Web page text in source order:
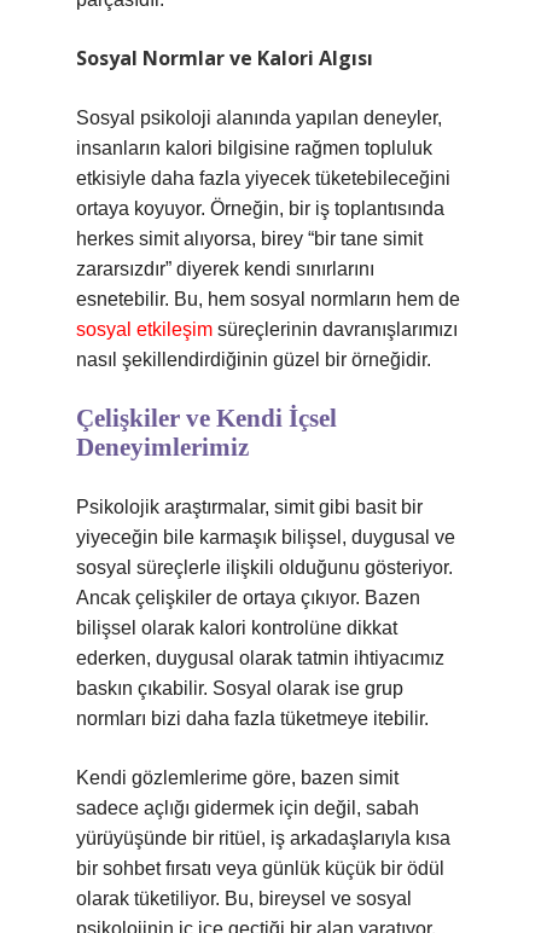
Sosyal Normlar ve Kalori Algısı
Sosyal psikoloji alanında yapılan deneyler,
insanların kalori bilgisine rağmen topluluk
etkisiyle daha fazla yiyecek tüketebileceğini
ortaya koyuyor. Örneğin, bir iş toplantısında
herkes simit alıyorsa, birey “bir tane simit
zararsızdır” diyerek kendi sınırlarını
esnetebilir. Bu, hem sosyal normların hem de
sosyal etkileşim süreçlerinin davranışlarımızı
nasıl şekillendirdiğinin güzel bir örneğidir.
Çelişkiler ve Kendi İçsel
Deneyimlerimiz
Psikolojik araştırmalar, simit gibi basit bir
yiyeceğin bile karmaşık bilişsel, duygusal ve
sosyal süreçlerle ilişkili olduğunu gösteriyor.
Ancak çelişkiler de ortaya çıkıyor. Bazen
bilişsel olarak kalori kontrolüne dikkat
ederken, duygusal olarak tatmin ihtiyacımız
baskın çıkabilir. Sosyal olarak ise grup
normları bizi daha fazla tüketmeye itebilir.
Kendi gözlemlerime göre, bazen simit
sadece açlığı gidermek için değil, sabah
yürüyüşünde bir ritüel, iş arkadaşlarıyla kısa
bir sohbet fırsatı veya günlük küçük bir ödül
olarak tüketiliyor. Bu, bireysel ve sosyal
psikolojinin iç içe geçtiği bir alan yaratıyor.